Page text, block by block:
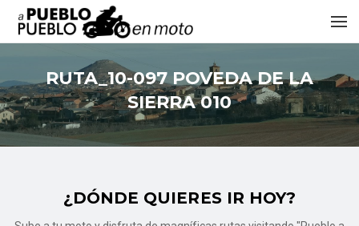
RUTA_10-097 POVEDA DE LA
SIERRA 010
¿DÓNDE QUIERES IR HOY?